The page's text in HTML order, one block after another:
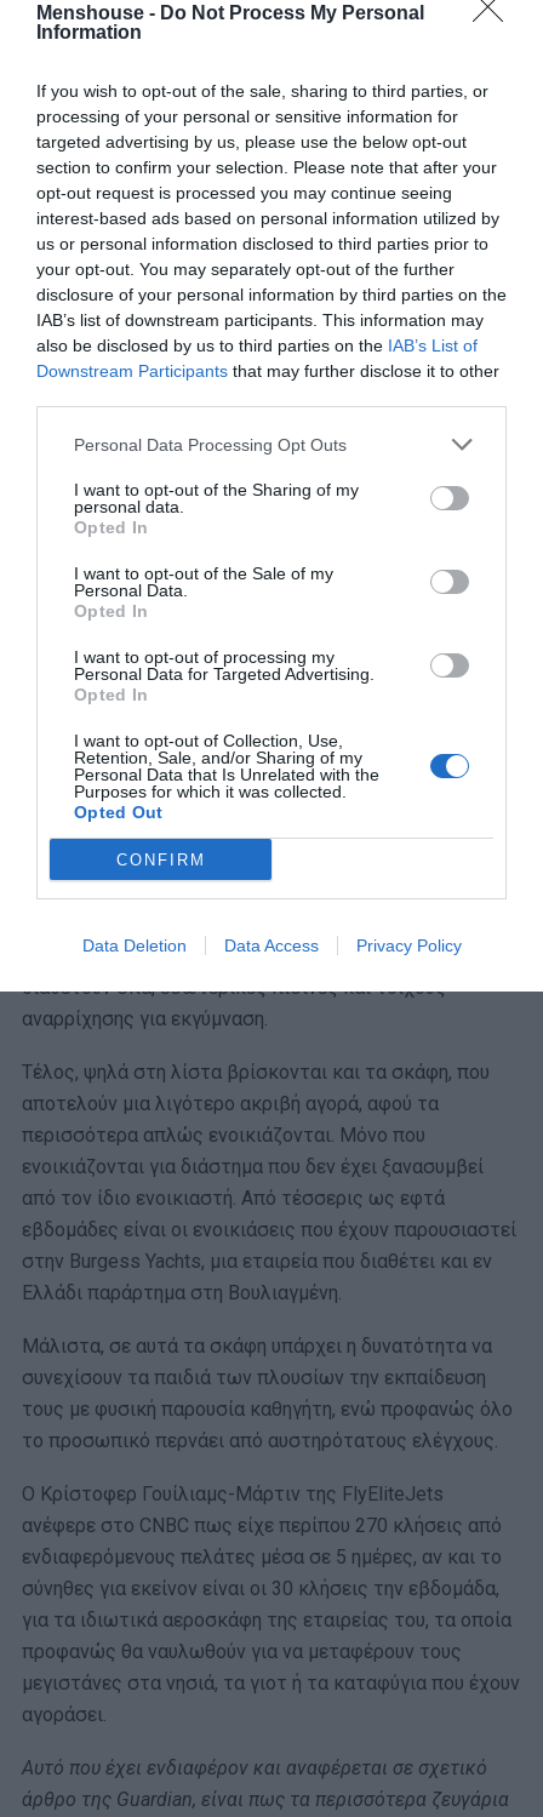
Menshouse - Do Not Process My Personal
Information
If you wish to opt-out of the sale, sharing to third parties, or
processing of your personal or sensitive information for
targeted advertising by us, please use the below opt-out
section to confirm your selection. Please note that after your
opt-out request is processed you may continue seeing
interest-based ads based on personal information utilized by
us or personal information disclosed to third parties prior to
your opt-out. You may separately opt-out of the further
disclosure of your personal information by third parties on the
IAB’s list of downstream participants. This information may
also be disclosed by us to third parties on the IAB’s List of
Downstream Participants that may further disclose it to other
Personal Data Processing Opt Outs
I want to opt-out of the Sharing of my
personal data.
Opted In
I want to opt-out of the Sale of my
Personal Data.
Opted In
I want to opt-out of processing my
Personal Data for Targeted Advertising.
Opted In
I want to opt-out of Collection, Use,
Retention, Sale, and/or Sharing of my
Personal Data that Is Unrelated with the
Purposes for which it was collected.
Opted Out
CONFIRM
Data Deletion Data Access Privacy Policy
Μια από τις ακριβότερες, αν όχι η ακριβότερη,
προτάσεις αφορούν επίσης το Blue Island στις
Μπαχάμες, με έκταση περίπου 3 τετραγωνικών
Εκτός από τα ιδιωτικά νησιά ή τις εκτάσεις σε νησιά
ζήτηση στα υπόγεια καταφύγια. Η Rising S Company στις
ΗΠΑ, μια από τις κυρίαρχες εταιρείες στην κατασκευή
τους ώστε να αντέχουν σε πολεμικές περιόδους, βλέπει
τα τηλέφωνα της να χτυπάνε διαρκώς από
Γαλλία, το Ισραήλ, μέχρι κι από την Κροατία, με στόχο
να αγοράσουν ένα καταφύγιο.
Σε κάποιες περιπτώσεις δεν μπαίνουν καν στην
διαδικασία να το δουν από κοντά κι ενώ μέχρι πριν
τα 500.000 δολάρια μέχρι και τα 3 εκατομμύρια και
διαθέτουν σπα, εσωτερικές πισίνες και τοίχους
αναρρίχησης για εκγύμναση.
Τέλος, ψηλά στη λίστα βρίσκονται και τα σκάφη, που
αποτελούν μια λιγότερο ακριβή αγορά, αφού τα
περισσότερα απλώς ενοικιάζονται. Μόνο που
ενοικιάζονται για διάστημα που δεν έχει ξανασυμβεί
από τον ίδιο ενοικιαστή. Από τέσσερις ως εφτά
εβδομάδες είναι οι ενοικιάσεις που έχουν παρουσιαστεί
στην Burgess Yachts, μια εταιρεία που διαθέτει και εν
Ελλάδι παράρτημα στη Βουλιαγμένη.
Μάλιστα, σε αυτά τα σκάφη υπάρχει η δυνατότητα να
συνεχίσουν τα παιδιά των πλουσίων την εκπαίδευση
τους με φυσική παρουσία καθηγήτη, ενώ προφανώς όλο
το προσωπικό περνάει από αυστηρότατους ελέγχους.
Ο Κρίστοφερ Γουίλιαμς-Μάρτιν της FlyEliteJets
ανέφερε στο CNBC πως είχε περίπου 270 κλήσεις από
ενδιαφερόμενους πελάτες μέσα σε 5 ημέρες, αν και το
σύνηθες για εκείνον είναι οι 30 κλήσεις την εβδομάδα,
για τα ιδιωτικά αεροσκάφη της εταιρείας του, τα οποία
προφανώς θα ναυλωθούν για να μεταφέρουν τους
μεγιστάνες στα νησιά, τα γιοτ ή τα καταφύγια που έχουν
αγοράσει.
Αυτό που έχει ενδιαφέρον και αναφέρεται σε σχετικό
άρθρο της Guardian, είναι πως τα περισσότερα ζευγάρια